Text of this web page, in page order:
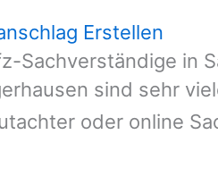
Erstellen
Sachverständige in
sind sehr
oder online